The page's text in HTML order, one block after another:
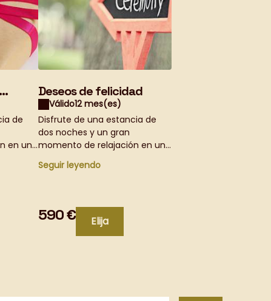
de
en una
Deseos de felicidad
Válido12 mes(es)
Disfrute de una estancia de
dos noches y un gran
momento de relajación en una
Provence. Válido para dos
Seguir leyendo
590 € Elija